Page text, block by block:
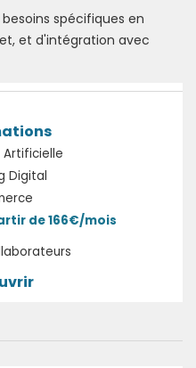
spécifiques en
et d'intégration avec
Digital
de 166€/mois